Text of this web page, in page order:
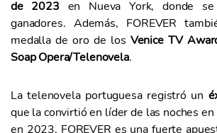
de 2023 en Nueva York, donde
ganadores. Además, FOREVER
medalla de oro de los Venice TV
Soap Opera/Telenovela.
La telenovela portuguesa registró un
que la convirtió en líder de las noches en
en 2023. FOREVER es una fuerte